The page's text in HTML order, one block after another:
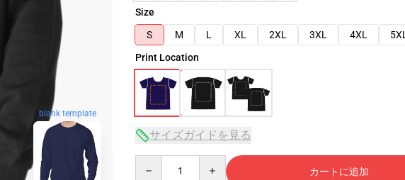
blank template
Size
S
M L XL 2XL 3XL 4XL
5XL
Print Location
サイズガイドを見る
カートに追加